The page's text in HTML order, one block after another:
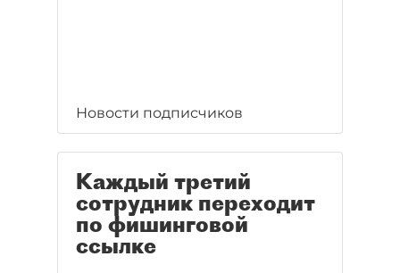
Новости подписчиков
Каждый третий
сотрудник переходит
по фишинговой
ссылке